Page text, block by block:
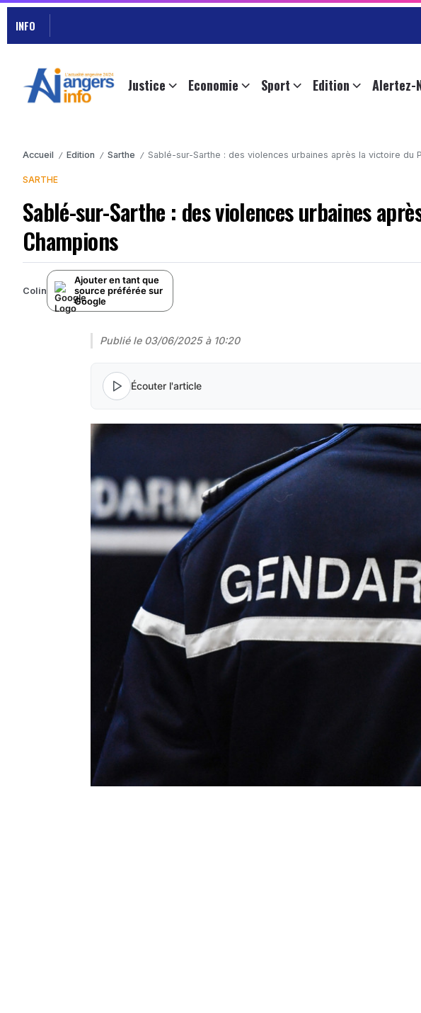
INFO
Justice Economie Sport Edition Alertez-
Accueil / Edition / Sarthe / Sablé-sur-Sarthe : des violences urbaines après la victoire du
SARTHE
Sablé-sur-Sarthe : des violences urbaines
Champions
Colin
Ajouter en tant que
source préférée sur
Google
Publié le 03/06/2025 à 10:20
Écouter l'article